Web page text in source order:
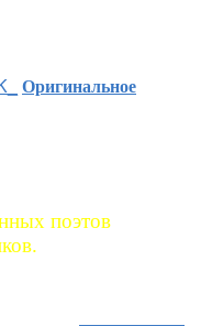
Оригинальное
поэтов